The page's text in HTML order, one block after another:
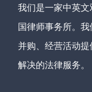
我们是一家中英
国律师事务所。我
并购、经营活动
解决的法律服务。